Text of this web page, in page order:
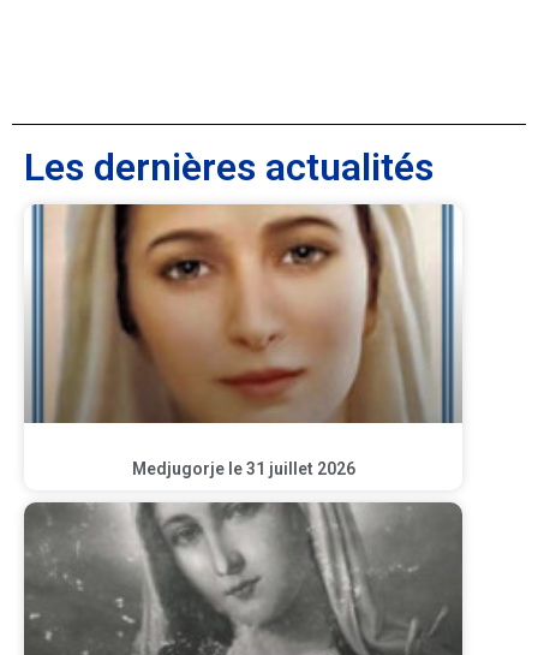
Les dernières actualités
Medjugorje le 31 juillet 2026